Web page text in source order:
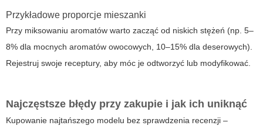
Przykładowe proporcje mieszanki
Przy miksowaniu aromatów warto zacząć od niskich stężeń (np. 5–
8% dla mocnych aromatów owocowych, 10–15% dla deserowych).
Rejestruj swoje receptury, aby móc je odtworzyć lub modyfikować.
Najczęstsze błędy przy zakupie i jak ich uniknąć
Kupowanie najtańszego modelu bez sprawdzenia recenzji –